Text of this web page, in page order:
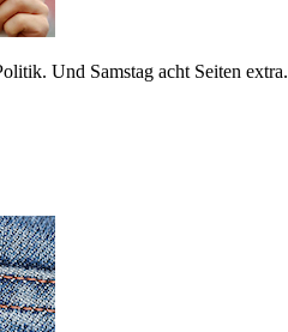
Und Samstag acht Seiten extra.